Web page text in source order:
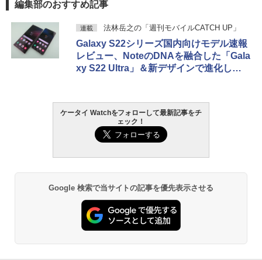
編集部のおすすめ記事
連載 法林岳之の「週刊モバイルCATCH UP」
Galaxy S22シリーズ国内向けモデル速報
レビュー、NoteのDNAを融合した「Gala
xy S22 Ultra」＆新デザインで進化した
ケータイ Watchをフォローして最新記事をチ
ェック！
Google 検索で当サイトの記事を優先表示させる